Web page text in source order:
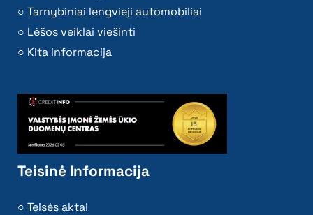
Tarnybiniai lengvieji automobiliai
Lėšos veiklai viešinti
Kita informacija
Teisinė Informacija
Teisės aktai